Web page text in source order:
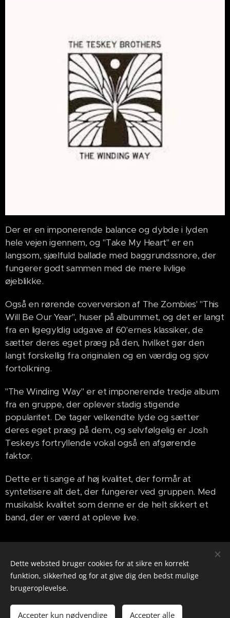
Der er en imponerende balance og dybde i lyden
hele vejen igennem, og "Take My Heart" er en
langsom, sjælfuld ballade med baggrundssnore, der
fungerer godt sammen med de mere livlige
øjeblikke.
Også en rørende coverversion af The Zombies' "This
Will Be Our Year", huser på albummet, og det er langt
fra en ligegyldig udgave af 60'ernes klassiker, de
sætter deres eget præg på den, hvilket gør den
langt forskellig fra originalen og en værdig og sjov
fortolkning.
"The Winding Way" er et imponerende tredje album
fra en gruppe, der oplever stadig stigende
popularitet. De tager velkendte lyde og sætter
deres eget præg på dem, og selvfølgelig er Josh
Teskeys fortryllende vokal også en afgørende
faktor.
Dette er ti sange af høj kvalitet, der formår at
syntetisere alt det, der fungerer ved gruppen. Med
musikalsk kvalitet som denne er de helt sikkert et
band, der er værd at opleve live.
info@soundscribe.dk
Dette websted bruger cookies for at sikre en korrekt
funktion, sikkerhed og for at give dig den bedst mulige
brugeroplevelse.
Accepter kun nødvendige Accepter alle